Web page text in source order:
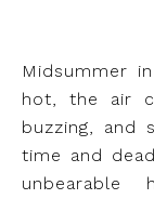
Midsummer
hot, the air
buzzing, and
time and